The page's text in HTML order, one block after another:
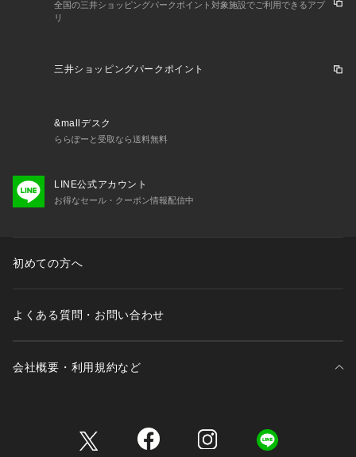
全国の三井ショッピングパークポイント対象施設でご利用できるアプ
リ
三井ショッピングパークポイント
&mallデスク
ららぽーと受取なら送料無料
LINE公式アカウント
お得なセール・クーポン情報配信中
初めての方へ
よくある質問・お問い合わせ
会社概要・利用規約など